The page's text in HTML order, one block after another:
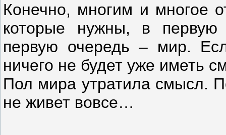
Конечно, многим и многое
которые нужны, в первую
первую очередь – мир.
ничего не будет уже иметь
Пол мира утратила смысл.
не живет вовсе…